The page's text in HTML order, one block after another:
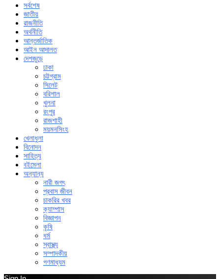
সর্বশেষ
জাতীয়
রাজনীতি
অর্থনীতি
আন্তর্জাতিক
আইন আদালত
দেশজুড়ে
ঢাকা
চট্টগ্রাম
সিলেট
বরিশাল
খুলনা
রংপুর
রাজশাহী
ময়মনসিংহ
খেলাধুলা
বিনোদন
সাহিত্য
বইমেলা
অন্যান্য
নারী জগৎ
প্রবাস জীবন
চাকরির খবর
ক্যাম্পাস
বিজ্ঞাপন
কৃষি
ধর্ম
স্বাস্থ্য
সম্পাদকীয়
গণমাধ্যম